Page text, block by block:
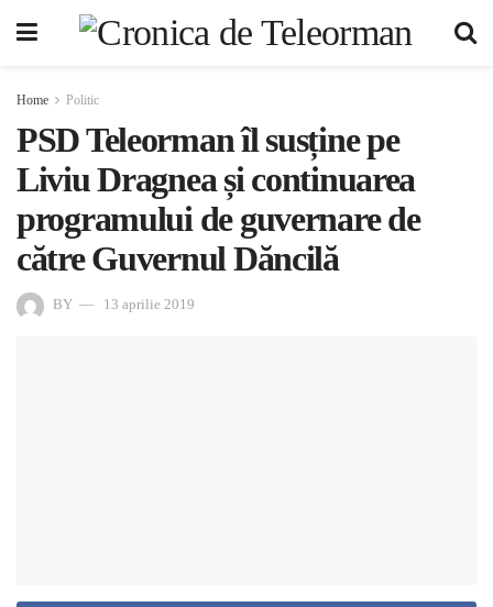
Home Politic
PSD Teleorman îl susține pe
Liviu Dragnea și continuarea
programului de guvernare de
către Guvernul Dăncilă
BY 13 aprilie 2019